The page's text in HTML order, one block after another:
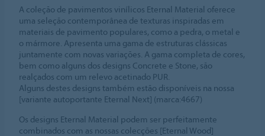
A coleção de pavimentos vinílicos Eternal Material oferece
uma seleção contemporânea de texturas inspiradas em
materiais de pavimento populares, como a pedra, o metal e
o mármore. Apresenta uma gama de estruturas clássicas
juntamente com novas variações. A gama completa de cores,
bem como alguns dos designs Concrete e Stone, são
realçados com um relevo acetinado PUR.
Alguns destes designs também estão disponíveis na nossa
[variante autoportante Eternal Next] (marca:4667)
Os designs Eternal Material podem ser perfeitamente
combinados com as nossas colecções [Eternal Wood]